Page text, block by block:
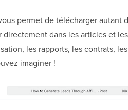
permet de télécharger autant
dans les articles et
les rapports, les contrats,
imaginer !